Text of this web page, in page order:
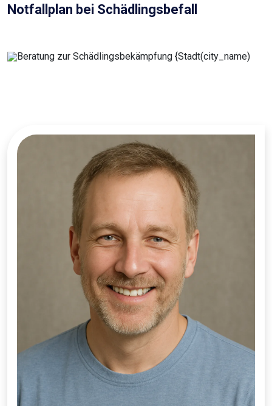
Notfallplan bei Schädlingsbefall